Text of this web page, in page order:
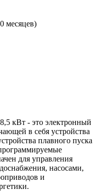
кВт - это электронный
в себя устройства
плавного пуска
для управления
насосами,
и